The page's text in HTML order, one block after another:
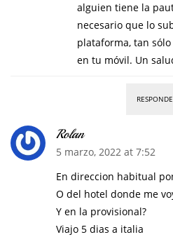
alguien tiene la
necesario que lo
plataforma, tan
en tu móvil. Un
Rolan
5 marzo, 2022 at 7:52
En direccion habitual
O del hotel donde me
Y en la provisional?
Viajo 5 dias a italia